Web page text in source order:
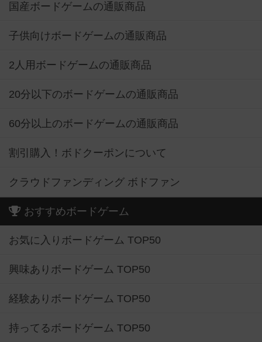
国産ボードゲームの通販商品
子供向けボードゲームの通販商品
2人用ボードゲームの通販商品
20分以下のボードゲームの通販商品
60分以上のボードゲームの通販商品
割引購入！ボドクーポンについて
クラウドファンディング ボドファン
おすすめボードゲーム
お気に入りボードゲーム TOP50
興味ありボードゲーム TOP50
経験ありボードゲーム TOP50
持ってるボードゲーム TOP50